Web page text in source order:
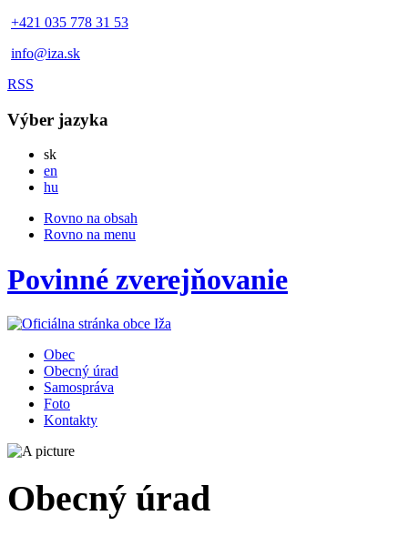
+421 035 778 31 53
info@iza.sk
RSS
Výber jazyka
skSlovensky
en
hu
Rovno na obsah
Rovno na menu
Povinné zverejňovanie
Obec
Obecný úrad
Samospráva
Foto
Kontakty
Obecný úrad